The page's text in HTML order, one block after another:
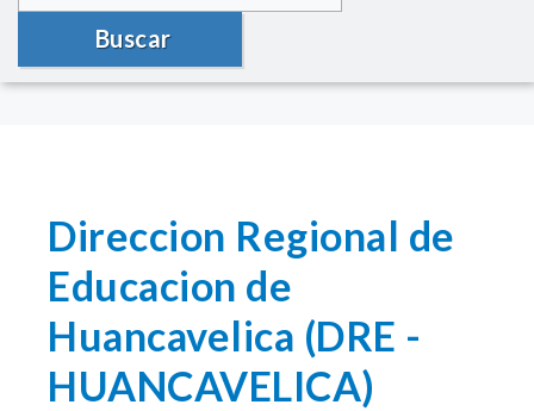
Buscar
Direccion Regional de
Educacion de
Huancavelica (DRE -
HUANCAVELICA)